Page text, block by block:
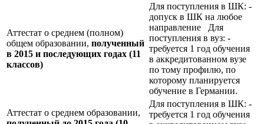
Аттестат о среднем (полном)
общем образовании, полученный
в 2015 и последующих годах (11
классов)
Для поступления в ШК: -
допуск в ШК на любое
направление Для
поступления в вуз: -
требуется 1 год обучения
в аккредитованном вузе
по тому профилю, по
которому планируется
обучение в Германии.
Аттестат о среднем образовании,
Для поступления в ШК: -
требуется 1 год обучения